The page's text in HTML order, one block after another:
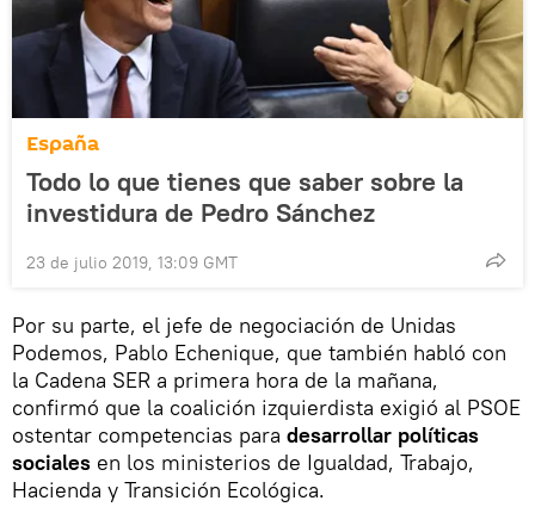
España
Todo lo que tienes que saber sobre la
investidura de Pedro Sánchez
23 de julio 2019, 13:09 GMT
Por su parte, el jefe de negociación de Unidas
Podemos, Pablo Echenique, que también habló con
la Cadena SER a primera hora de la mañana,
confirmó que la coalición izquierdista exigió al PSOE
ostentar competencias para desarrollar políticas
sociales en los ministerios de Igualdad, Trabajo,
Hacienda y Transición Ecológica.